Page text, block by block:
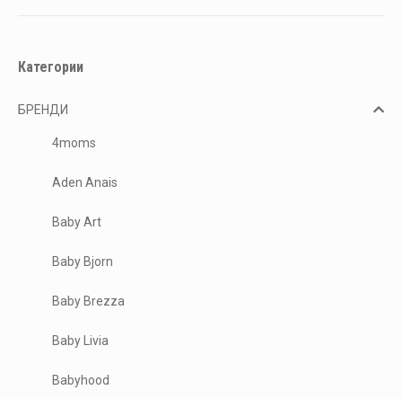
Категории
БРЕНДИ
4moms
Aden Anais
Baby Art
Baby Bjorn
Baby Brezza
Baby Livia
Babyhood